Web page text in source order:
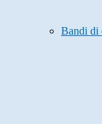
Bandi di